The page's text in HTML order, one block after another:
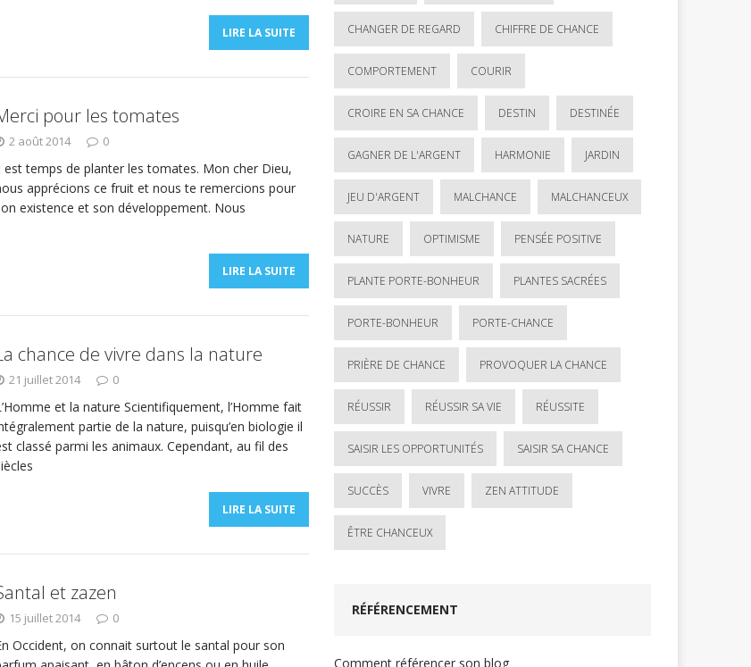
LIRE LA SUITE
pour les tomates
2 août 2014 0
est temps de planter les tomates. Mon cher Dieu,
apprécions ce fruit et nous te remercions pour
existence et son développement. Nous
LIRE LA SUITE
chance de vivre dans la nature
21 juillet 2014 0
et la nature Scientifiquement, l’Homme fait
partie de la nature, puisqu’en biologie il
classé parmi les animaux. Cependant, au fil des
LIRE LA SUITE
et zazen
15 juillet 2014 0
Occident, on connait surtout le santal pour son
CHANGER DE REGARD CHIFFRE DE CHANCE
COMPORTEMENT COURIR
CROIRE EN SA CHANCE DESTIN DESTINÉE
GAGNER DE L'ARGENT HARMONIE JARDIN
JEU D'ARGENT MALCHANCE MALCHANCEUX
NATURE OPTIMISME PENSÉE POSITIVE
PLANTE PORTE-BONHEUR PLANTES SACRÉES
PORTE-BONHEUR PORTE-CHANCE
PRIÈRE DE CHANCE PROVOQUER LA CHANCE
RÉUSSIR RÉUSSIR SA VIE RÉUSSITE
SAISIR LES OPPORTUNITÉS SAISIR SA CHANCE
SUCCÈS VIVRE ZEN ATTITUDE
ÊTRE CHANCEUX
RÉFÉRENCEMENT
Comment référencer son blog